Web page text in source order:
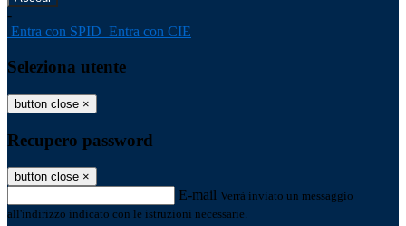
-
Entra con SPID Entra con CIE
Seleziona utente
button close ×
Recupero password
button close ×
E-mail Verrà inviato un messaggio
all'indirizzo indicato con le istruzioni necessarie.